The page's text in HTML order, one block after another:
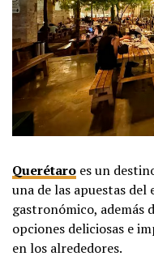
Querétaro es un
una de las apuestas
gastronómico, además
opciones deliciosas e
en los alrededores.